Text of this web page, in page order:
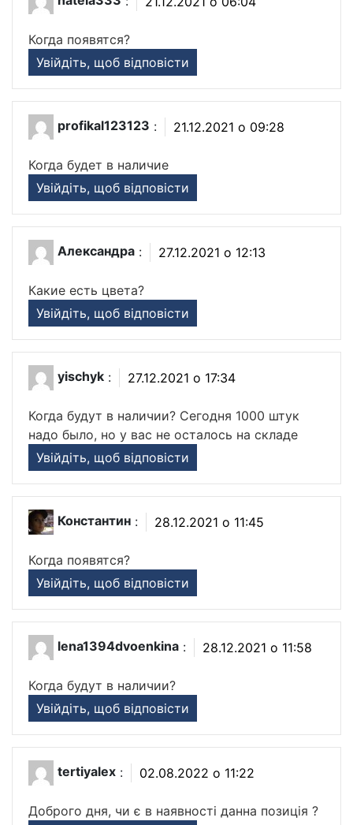
Когда появятся?
Увійдіть, щоб відповісти
profikal123123 : 21.12.2021 о 09:28
Когда будет в наличие
Увійдіть, щоб відповісти
Александра : 27.12.2021 о 12:13
Какие есть цвета?
Увійдіть, щоб відповісти
yischyk : 27.12.2021 о 17:34
Когда будут в наличии? Сегодня 1000 штук
надо было, но у вас не осталось на складе
Увійдіть, щоб відповісти
Константин : 28.12.2021 о 11:45
Когда появятся?
Увійдіть, щоб відповісти
lena1394dvoenkina : 28.12.2021 о 11:58
Когда будут в наличии?
Увійдіть, щоб відповісти
tertiyalex : 02.08.2022 о 11:22
Доброго дня, чи є в наявності данна позиція ?